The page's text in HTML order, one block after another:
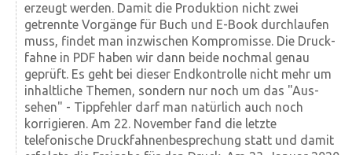
erzeugt werden. Damit die Produktion nicht zwei
getrennte Vorgänge für Buch und E-Book durchlaufen
muss, findet man inzwischen Kompromisse. Die Druck­
fahne in PDF haben wir dann beide nochmal genau
geprüft. Es geht bei dieser End­kontrolle nicht mehr um
inhaltliche Themen, sondern nur noch um das "Aus­
sehen" - Tipp­fehler darf man natürlich auch noch
korrigieren. Am 22. November fand die letzte
telefonische Druck­fahnen­besprechung statt und damit